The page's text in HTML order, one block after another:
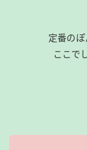
定番のぽ
ここで